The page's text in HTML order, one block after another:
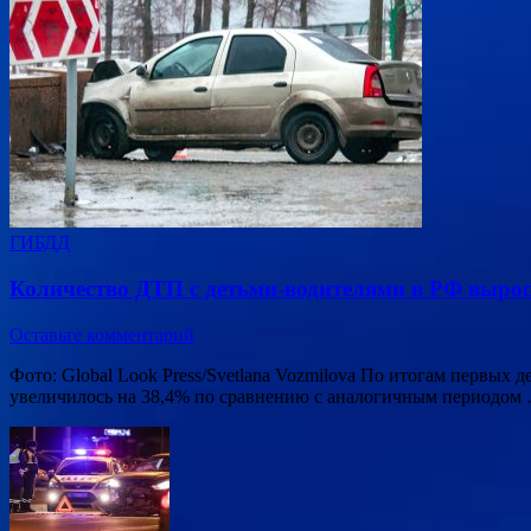
ГИБДД
Количество ДТП с детьми-водителями в РФ
Оставьте комментарий
Фото: Global Look Press/Svetlana Vozmilova По итогам первых
увеличилось на 38,4% по сравнению с аналогичным